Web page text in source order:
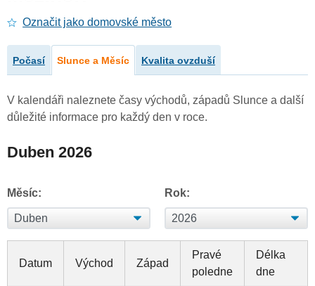
Označit jako domovské město
Počasí Slunce a Měsíc Kvalita ovzduší
V kalendáři naleznete časy východů, západů Slunce a další
důležité informace pro každý den v roce.
Duben 2026
Měsíc: Rok:
Datum Východ Západ
Pravé
poledne
Délka
dne